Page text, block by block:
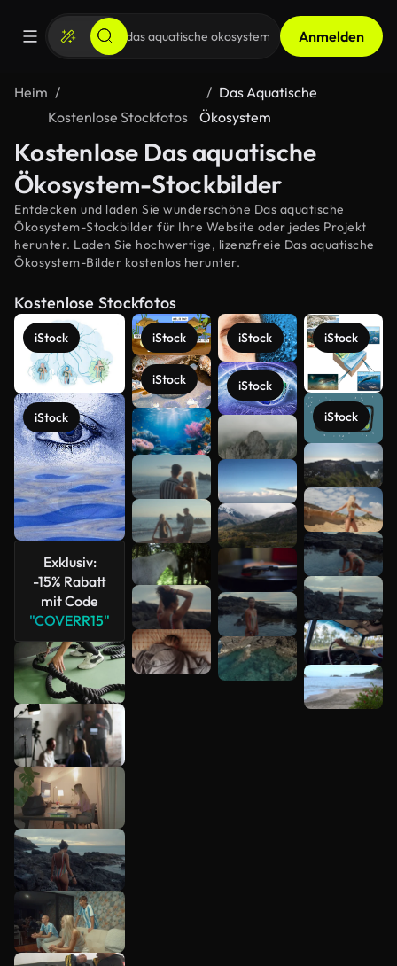
Anmelden
Heim
Kostenlose Stockfotos
Das Aquatische
Ökosystem
Kostenlose Das aquatische
Ökosystem-Stockbilder
Entdecken und laden Sie wunderschöne Das aquatische
Ökosystem-Stockbilder für Ihre Website oder jedes Projekt
herunter. Laden Sie hochwertige, lizenzfreie Das aquatische
Ökosystem-Bilder kostenlos herunter.
Kostenlose Stockfotos
iStock
iStock
Exklusiv:
-15% Rabatt
mit Code
"COVERR15"
iStock
iStock
iStock
iStock
iStock
iStock
Mehr
anzeigen